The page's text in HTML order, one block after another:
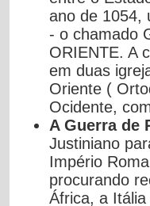
ano de 1054,
- o chamado
ORIENTE. A
em duas
Oriente (
Ocidente,
A Guerra de
Justiniano
Império
procurando
África, a